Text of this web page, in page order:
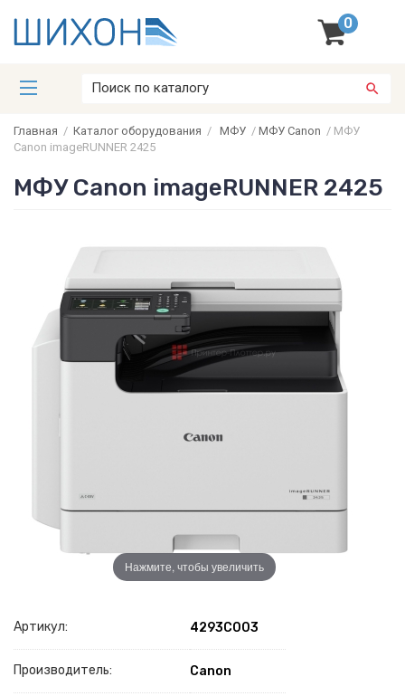
0
Главная / Каталог оборудования / МФУ / МФУ Canon / МФУ
Canon imageRUNNER 2425
МФУ Canon imageRUNNER 2425
Нажмите, чтобы увеличить
Артикул: 4293C003
Производитель: Canon